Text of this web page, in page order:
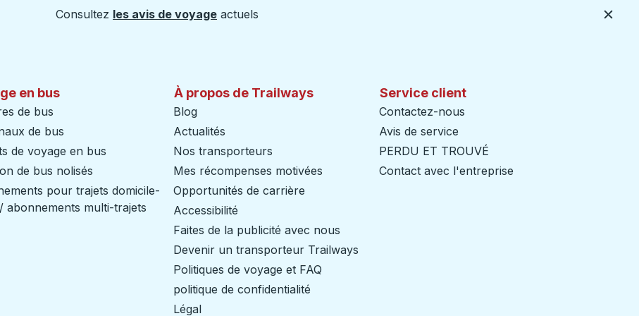
Consultez les avis de voyage actuels
en bus
de bus
de bus
de voyage en bus
de bus nolisés
pour trajets domicile-
abonnements multi-trajets
À propos de Trailways
Blog
Actualités
Nos transporteurs
Mes récompenses motivées
Opportunités de carrière
Accessibilité
Faites de la publicité avec nous
Devenir un transporteur Trailways
Politiques de voyage et FAQ
politique de confidentialité
Légal
Service client
Contactez-nous
Avis de service
PERDU ET TROUVÉ
Contact avec l'entreprise